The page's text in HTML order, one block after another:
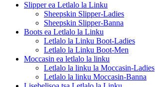
Slipper ea Letlalo la Linku
Sheepskin Slipper-Ladies
Sheepskin Slipper-Banna
Boots ea Letlalo la Linku
Letlalo la Linku Boot-Ladies
Letlalo la Linku Boot-Men
Moccasin ea letlalo la linku
Letlalo la linku la Moccasin-Ladies
Letlalo la linku Moccasin-Banna